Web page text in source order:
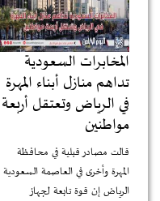
المخابرات السعودية
تداهم منازل أبناء المهرة
في الرياض وتعتقل أربعة
مواطنين
قالت مصادر قبلية في محافظة
المهرة وأخرى في العاصمة السعودية
الرياض إن قوة تابعة لجهاز